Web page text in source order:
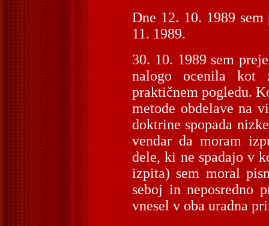
Dne 12. 10. 1989
11. 1989.
30. 10. 1989 sem
nalogo ocenila kot
praktičnem pogledu.
metode obdelave na
doktrine spopada
vendar da moram
dele, ki ne spadajo v
izpita) sem moral
seboj in neposredno
vnesel v oba uradna